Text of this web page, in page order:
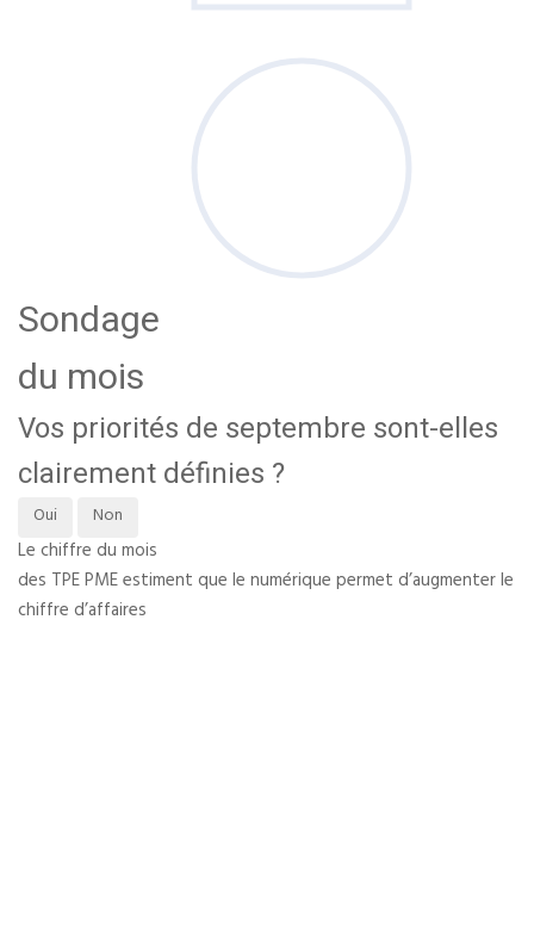
Sondage
du mois
Vos priorités de septembre sont-elles
clairement définies ?
Oui Non
Le chiffre du mois
des TPE PME estiment que le numérique permet d’augmenter le
chiffre d’affaires